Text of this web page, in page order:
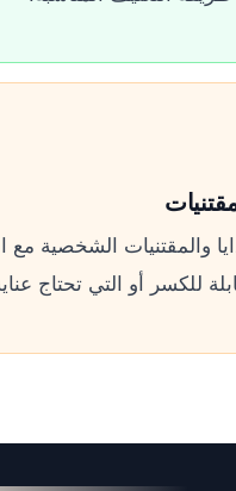
والمقتنيات الشخصية مع
للكسر أو التي تحتاج